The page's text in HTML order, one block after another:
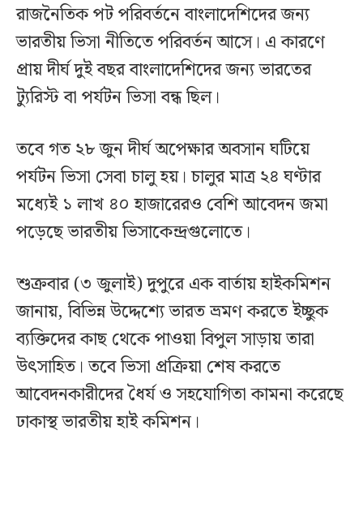
রাজনৈতিক পট পরিবর্তনে বাংলাদেশিদের জন্য
ভারতীয় ভিসা নীতিতে পরিবর্তন আসে। এ কারণে
প্রায় দীর্ঘ দুই বছর বাংলাদেশিদের জন্য ভারতের
ট্যুরিস্ট বা পর্যটন ভিসা বন্ধ ছিল।
তবে গত ২৮ জুন দীর্ঘ অপেক্ষার অবসান ঘটিয়ে
পর্যটন ভিসা সেবা চালু হয়। চালুর মাত্র ২৪ ঘণ্টার
মধ্যেই ১ লাখ ৪০ হাজারেরও বেশি আবেদন জমা
পড়েছে ভারতীয় ভিসাকেন্দ্রগুলোতে।
শুক্রবার (৩ জুলাই) দুপুরে এক বার্তায় হাইকমিশন
জানায়, বিভিন্ন উদ্দেশ্যে ভারত ভ্রমণ করতে ইচ্ছুক
ব্যক্তিদের কাছ থেকে পাওয়া বিপুল সাড়ায় তারা
উৎসাহিত। তবে ভিসা প্রক্রিয়া শেষ করতে
আবেদনকারীদের ধৈর্য ও সহযোগিতা কামনা করেছে
ঢাকাস্থ ভারতীয় হাই কমিশন।